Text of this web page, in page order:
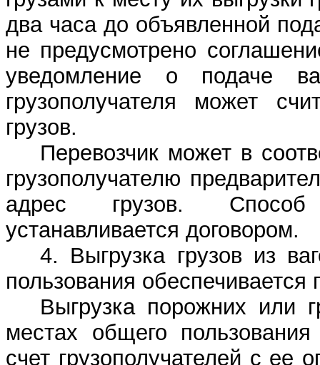
два часа до объявленной
не предусмотрено
уведомление о подаче
грузополучателя может
грузов.
Перевозчик может в
грузополучателю
адрес грузов. Способ
устанавливается договором.
4. Выгрузка грузов из
пользования обеспечивается
Выгрузка порожних или
местах общего
счет грузополучателей с ее